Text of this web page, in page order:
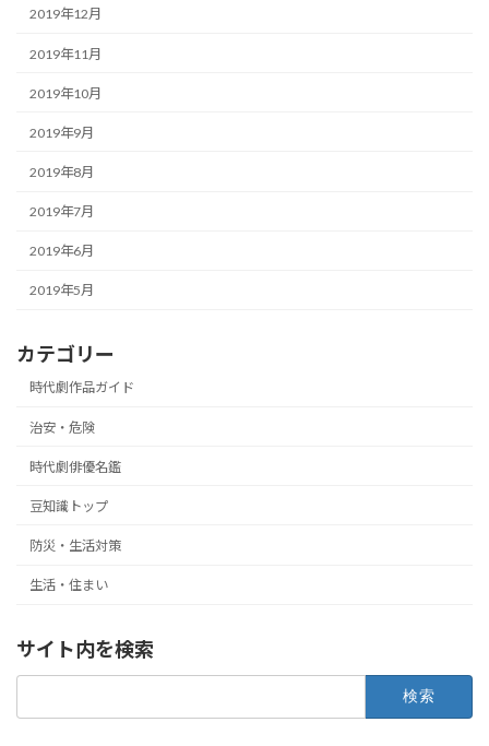
2019年12月
2019年11月
2019年10月
2019年9月
2019年8月
2019年7月
2019年6月
2019年5月
カテゴリー
時代劇作品ガイド
治安・危険
時代劇俳優名鑑
豆知識トップ
防災・生活対策
生活・住まい
サイト内を検索